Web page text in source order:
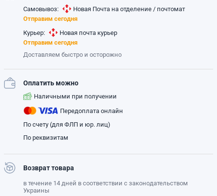
Самовывоз:
Новая Почта на отделение / почтомат
Отправим сегодня
Курьер:
Новая почта курьер
Отправим сегодня
Доставляем быстро и осторожно
Оплатить можно
Наличными при получении
Передоплата онлайн
По счету (для ФЛП и юр. лиц)
По реквизитам
Возврат товара
в течение 14 дней в соответствии с законодательством
Украины